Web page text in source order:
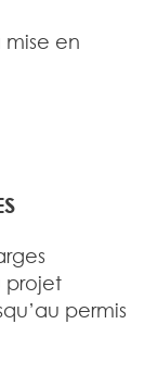
mise en
projet
permis